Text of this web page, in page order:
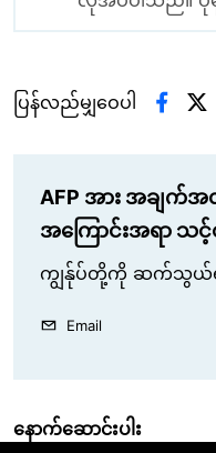
ပြန်လည်မျှဝေပါ
AFP အား အချ
အကြောင်းအရာ သင့်
ကျွန်ုပ်တို့ကို ဆက်သွယ်
Email
နောက်ဆောင်းပါး